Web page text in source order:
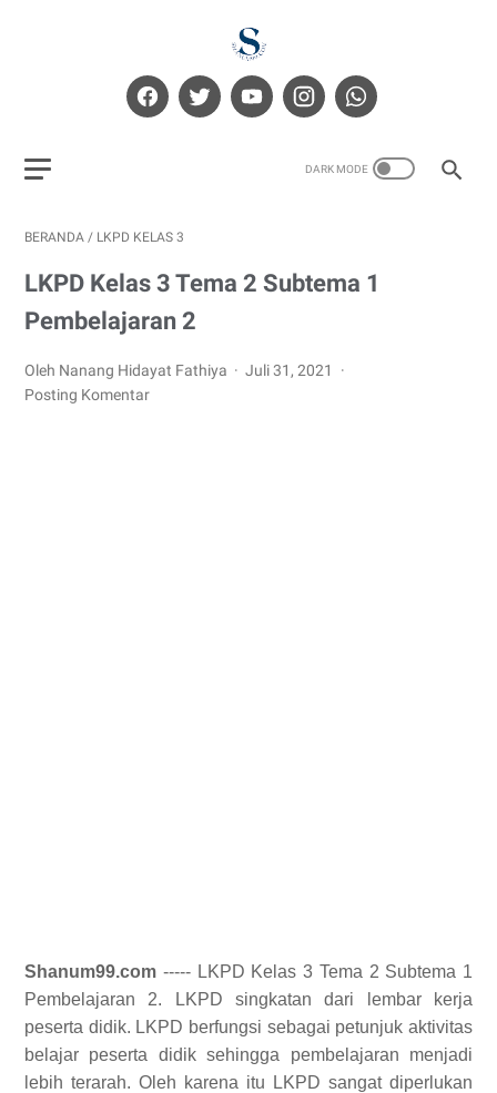
BERANDA / LKPD KELAS 3
LKPD Kelas 3 Tema 2 Subtema 1
Pembelajaran 2
Oleh Nanang Hidayat Fathiya
Juli 31, 2021
Posting Komentar
Shanum99.com ----- LKPD Kelas 3 Tema 2 Subtema 1
Pembelajaran 2. LKPD singkatan dari lembar kerja
peserta didik. LKPD berfungsi sebagai petunjuk aktivitas
belajar peserta didik sehingga pembelajaran menjadi
lebih terarah. Oleh karena itu LKPD sangat diperlukan